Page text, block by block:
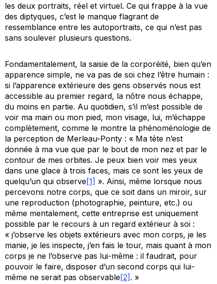
les deux portraits, réel et virtuel. Ce qui frappe à la vue
des diptyques, c’est le manque flagrant de
ressemblance entre les autoportraits, ce qui n’est pas
sans soulever plusieurs questions.
Fondamentalement, la saisie de la corporéité, bien qu’en
apparence simple, ne va pas de soi chez l’être humain :
si l’apparence extérieure des gens observés nous est
accessible au premier regard, la nôtre nous échappe,
du moins en partie. Au quotidien, s’il m’est possible de
voir ma main ou mon pied, mon visage, lui, m’échappe
complètement, comme le montre la phénoménologie de
la perception de Merleau-Ponty : « Ma tête n’est
donnée à ma vue que par le bout de mon nez et par le
contour de mes orbites. Je peux bien voir mes yeux
dans une glace à trois faces, mais ce sont les yeux de
quelqu’un qui observe[1] ». Ainsi, même lorsque nous
percevons notre corps, que ce soit dans un miroir, sur
une reproduction (photographie, peinture, etc.) ou
même mentalement, cette entreprise est uniquement
possible par le recours à un regard extérieur à soi :
« j’observe les objets extérieurs avec mon corps, je les
manie, je les inspecte, j’en fais le tour, mais quant à mon
corps je ne l’observe pas lui-même : il faudrait, pour
pouvoir le faire, disposer d’un second corps qui lui-
même ne serait pas observable[2] . »